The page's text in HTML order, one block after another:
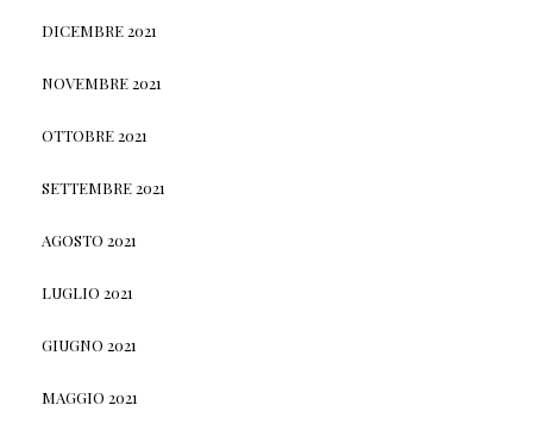
DICEMBRE 2021
NOVEMBRE 2021
OTTOBRE 2021
SETTEMBRE 2021
AGOSTO 2021
LUGLIO 2021
GIUGNO 2021
MAGGIO 2021